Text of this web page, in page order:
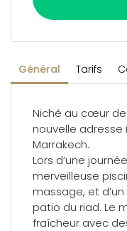
Général Tarifs
Niché au cœur de
nouvelle
Marrakech.
Lors d’une
merveilleuse
massage, et
patio du riad. Le
fraîcheur avec